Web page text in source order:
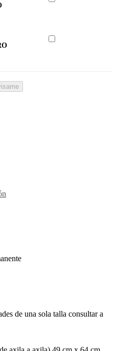
de una sola talla consultar a